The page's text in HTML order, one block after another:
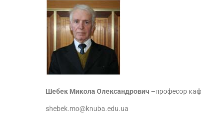
Шебек Микола Олександрович –професор
shebek.mo@knuba.edu.ua